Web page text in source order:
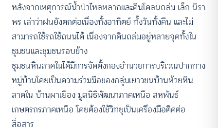
หลังจากเหตุการณ์น้ำป่าไหลหลากและดินโคลนถล่ม เล็ก นิรา
พร เล่าว่าฝนยังตกต่อเนื่องทั้งอาทิตย์ ทั้งวันทั้งคืน และไม่
สามารถใช้รถใช้ถนนได้ เนื่องจากดินถล่มอยู่หลายจุดทั้งใน
ชุมชนและชุมชนรอบข้าง
ชุมชนหินลาดในได้มีการจัดตั้งกองอำนวยการบริเวณปากทาง
หมู่บ้านโดยเป็นความร่วมมือของกลุ่มเยาวชนบ้านห้วยหิน
ลาดใน บ้านผาเยือง มูลนิธิพัฒนาภาคเหนือ สหพันธ์
เกษตรกรภาคเหนือ โดยต้องใช้วิทยุเป็นเครื่องมือติดต่อ
สื่อสาร